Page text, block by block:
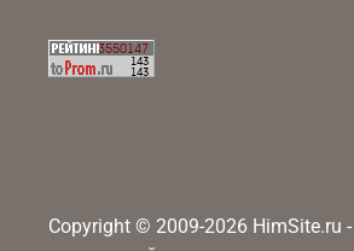
Copyright © 2009-2026 HimSite.ru